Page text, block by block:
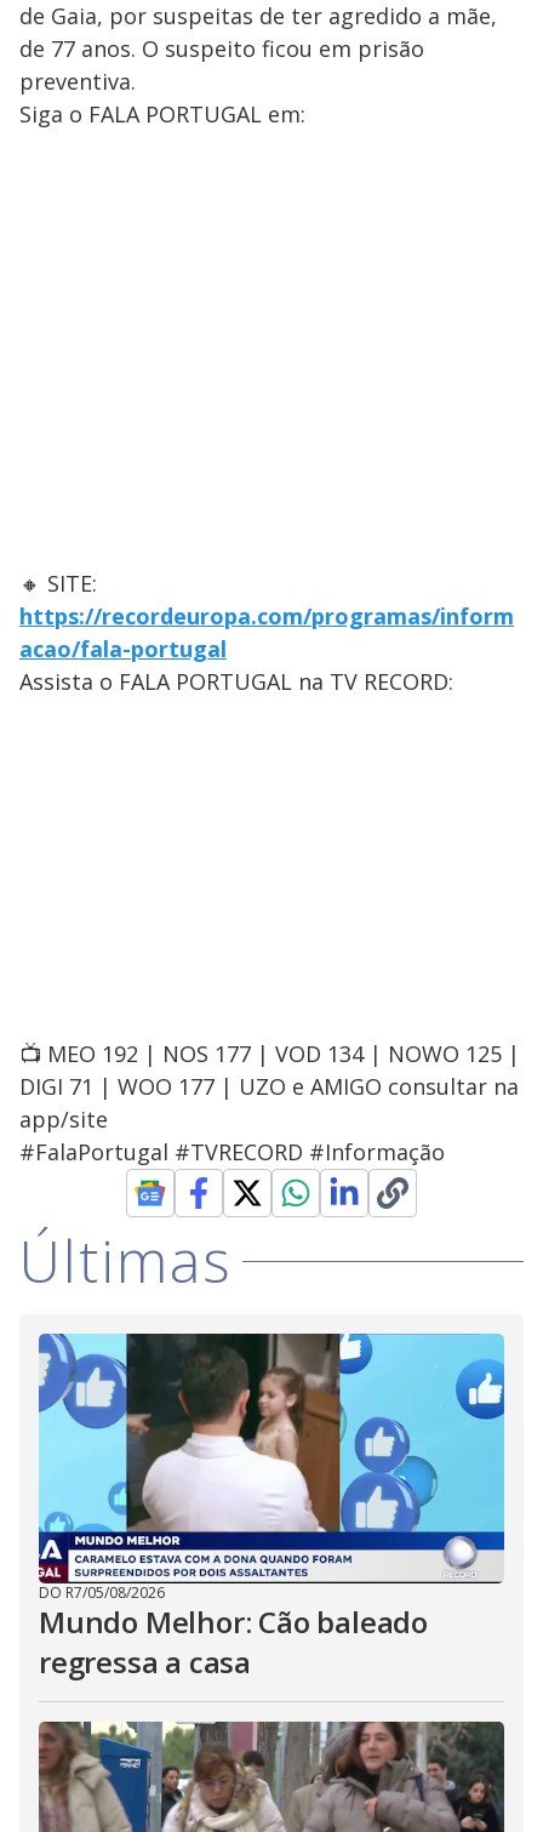
de Gaia, por suspeitas de ter agredido a mãe,
de 77 anos. O suspeito ficou em prisão
preventiva.
Siga o FALA PORTUGAL em:
🔸 SITE:
https://recordeuropa.com/programas/inform
acao/fala-portugal
Assista o FALA PORTUGAL na TV RECORD:
📺 MEO 192 | NOS 177 | VOD 134 | NOWO 125 |
DIGI 71 | WOO 177 | UZO e AMIGO consultar na
app/site
#FalaPortugal #TVRECORD #Informação
Últimas
DO R7/05/08/2026
Mundo Melhor: Cão baleado
regressa a casa